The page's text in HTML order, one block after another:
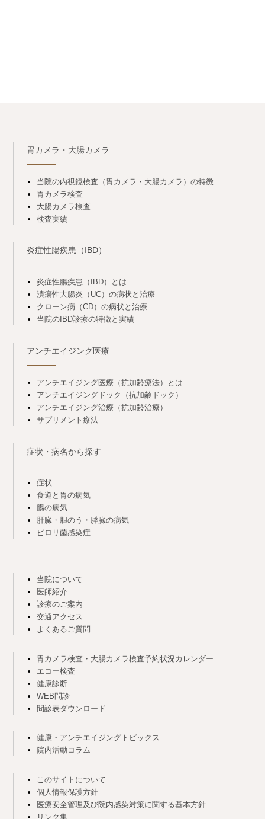
胃カメラ・大腸カメラ
当院の内視鏡検査（胃カメラ・大腸カメラ）の特徴
胃カメラ検査
大腸カメラ検査
検査実績
炎症性腸疾患（IBD）
炎症性腸疾患（IBD）とは
潰瘍性大腸炎（UC）の病状と治療
クローン病（CD）の病状と治療
当院のIBD診療の特徴と実績
アンチエイジング医療
アンチエイジング医療（抗加齢療法）とは
アンチエイジングドック（抗加齢ドック）
アンチエイジング治療（抗加齢治療）
サプリメント療法
症状・病名から探す
症状
食道と胃の病気
腸の病気
肝臓・胆のう・膵臓の病気
ピロリ菌感染症
当院について
医師紹介
診療のご案内
交通アクセス
よくあるご質問
胃カメラ検査・大腸カメラ検査予約状況カレンダー
エコー検査
健康診断
WEB問診
問診表ダウンロード
健康・アンチエイジングトピックス
院内活動コラム
このサイトについて
個人情報保護方針
医療安全管理及び院内感染対策に関する基本方針
リンク集